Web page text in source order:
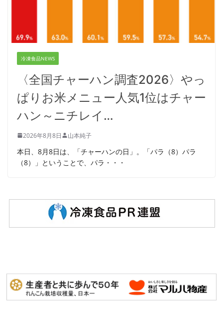
冷凍食品NEWS
〈全国チャーハン調査2026〉やっ
ぱりお米メニュー人気1位はチャー
ハン～ニチレイ…
2026年8月8日 山本純子
本日、8月8日は、「チャーハンの日」。「パラ（8）パラ
（8）」ということで、パラ・・・